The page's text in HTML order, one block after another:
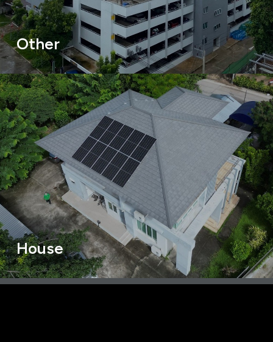
Other
House